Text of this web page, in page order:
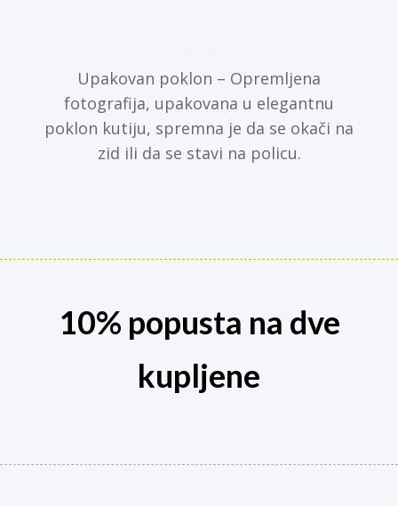
Upakovan poklon – Opremljena
fotografija, upakovana u elegantnu
poklon kutiju, spremna je da se okači na
zid ili da se stavi na policu.
10% popusta na dve
kupljene